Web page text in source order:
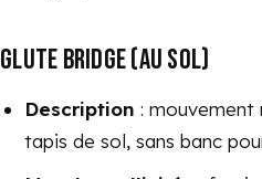
GLUTE BRIDGE (AU SOL)
Description : mouvement
tapis de sol, sans banc